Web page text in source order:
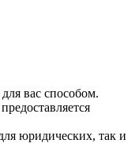
вас способом.
юридических, так и